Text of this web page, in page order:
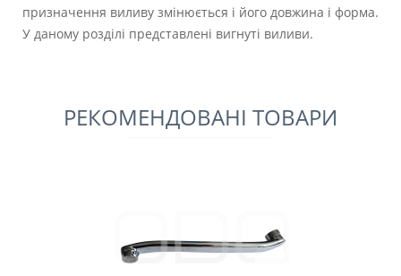
призначення виливу змінюється і його довжина і форма.
У даному розділі представлені вигнуті виливи.
РЕКОМЕНДОВАНІ ТОВАРИ